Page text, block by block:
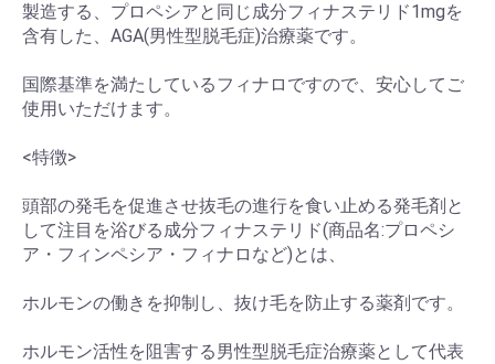
製造する、プロペシアと同じ成分フィナステリド1mgを
含有した、AGA(男性型脱毛症)治療薬です。
国際基準を満たしているフィナロですので、安心してご
使用いただけます。
<特徴>
頭部の発毛を促進させ抜毛の進行を食い止める発毛剤と
して注目を浴びる成分フィナステリド(商品名:プロペシ
ア・フィンペシア・フィナロなど)とは、
ホルモンの働きを抑制し、抜け毛を防止する薬剤です。
ホルモン活性を阻害する男性型脱毛症治療薬として代表